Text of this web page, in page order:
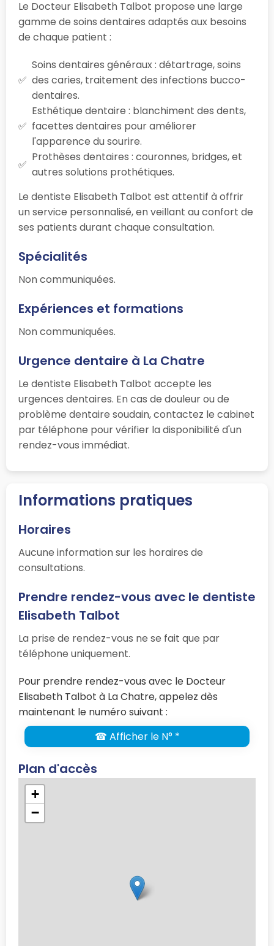
Le Docteur Elisabeth Talbot propose une large
gamme de soins dentaires adaptés aux besoins
de chaque patient :
Soins dentaires généraux : détartrage, soins
des caries, traitement des infections bucco-
dentaires.
Esthétique dentaire : blanchiment des dents,
facettes dentaires pour améliorer
l'apparence du sourire.
Prothèses dentaires : couronnes, bridges, et
autres solutions prothétiques.
Le dentiste Elisabeth Talbot est attentif à offrir
un service personnalisé, en veillant au confort de
ses patients durant chaque consultation.
Spécialités
Non communiquées.
Expériences et formations
Non communiquées.
Urgence dentaire à La Chatre
Le dentiste Elisabeth Talbot accepte les
urgences dentaires. En cas de douleur ou de
problème dentaire soudain, contactez le cabinet
par téléphone pour vérifier la disponibilité d'un
rendez-vous immédiat.
Informations pratiques
Horaires
Aucune information sur les horaires de
consultations.
Prendre rendez-vous avec le dentiste
Elisabeth Talbot
La prise de rendez-vous ne se fait que par
téléphone uniquement.
Pour prendre rendez-vous avec le Docteur
Elisabeth Talbot à La Chatre, appelez dès
maintenant le numéro suivant :
☎ Afficher le N° *
Plan d'accès
+
−